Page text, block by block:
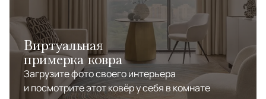
Виртуальная
примерка ковра
Загрузите фото своего интерьера
и посмотрите этот ковёр у себя в комнате